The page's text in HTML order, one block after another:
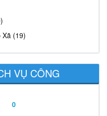
Xã (19)
VỤ CÔNG
0